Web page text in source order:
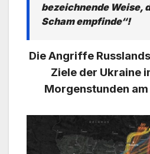
bezeichnende Weise,
Scham empfinde“!
Die Angriffe
Ziele der Ukraine
Morgenstunden